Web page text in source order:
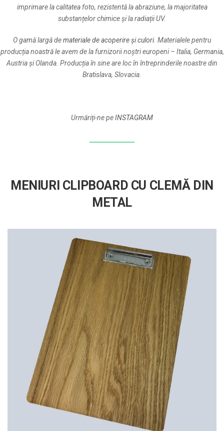
imprimare la calitatea foto, rezistentă la abraziune, la majoritatea
substanțelor chimice și la radiații UV.
O gamă largă demateriale de acoperire și culori. Materialele pentru
producția noastră le avem de la furnizorii noștri europeni – Italia, Germania,
Austria și Olanda. Producția în sine are loc în întreprinderile noastre din
Bratislava, Slovacia.
Urmăriți-ne peINSTAGRAM
MENIURI CLIPBOARD CU CLEMĂ DIN
METAL